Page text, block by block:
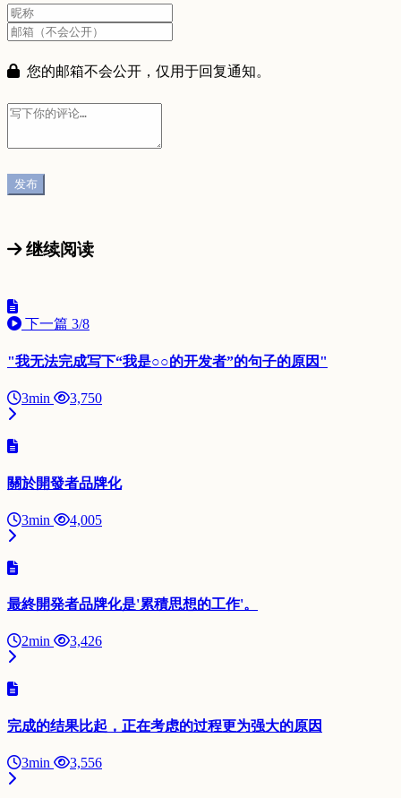
您的邮箱不会公开，仅用于回复通知。
继续阅读
下一篇 3/8
"我无法完成写下“我是○○的开发者”的句子的原因"
3min 3,750
關於開發者品牌化
3min 4,005
最終開発者品牌化是'累積思想的工作'。
2min 3,426
完成的结果比起，正在考虑的过程更为强大的原因
3min 3,556